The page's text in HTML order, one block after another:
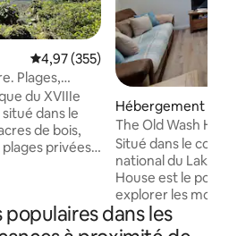
Évaluation moyenne sur la
4,97 (355)
Plages,
du XVIIIe
dans le
de bois,
privées
les familles,
cyclistes, les
randonneurs
Hébergement ⋅
The Old Wash
Situé dans le coin
national du Lake
House est le
explorer les
environnants
ouest de la
dans les